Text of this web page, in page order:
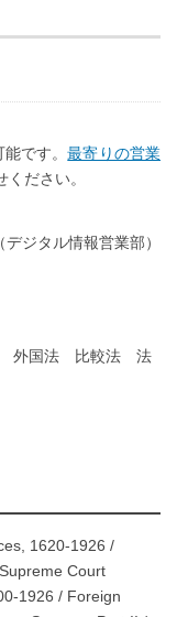
能です。最寄りの営業
ださい。
（デジタル情報営業部）
外国法 比較法
法
1620-1926 /
Court
1926 / Foreign